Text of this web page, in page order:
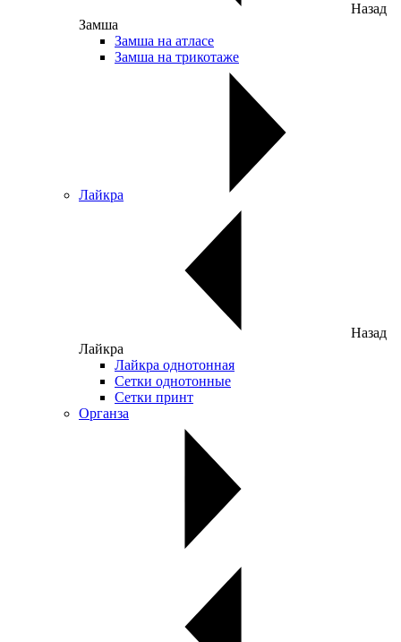
Назад
Замша
Замша на атласе
Замша на трикотаже
Лайкра
Назад
Лайкра
Лайкра однотонная
Сетки однотонные
Сетки принт
Органза